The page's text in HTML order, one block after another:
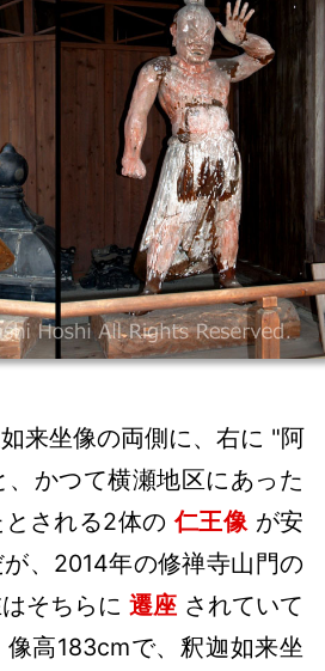
来坐像の両側に、右に "阿
かつて横瀬地区にあった
とされる2体の仁王像が安
、2014年の修禅寺山門の
そちらに遷座 されていて
高183cmで、釈迦如来坐